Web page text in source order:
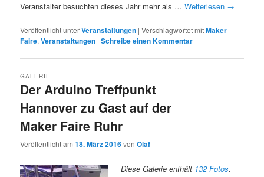
Veranstalter besuchten dieses Jahr mehr als …Weiterlesen →
Veröffentlicht unterVeranstaltungen |Verschlagwortet mitMaker
Faire,Veranstaltungen |Schreibe einen Kommentar
Der Arduino Treffpunkt
Hannover zu Gast auf der
Maker Faire Ruhr
GALERIE
Veröffentlicht am18. März 2016vonOlaf
Diese Galerie enthält 132 Fotos.